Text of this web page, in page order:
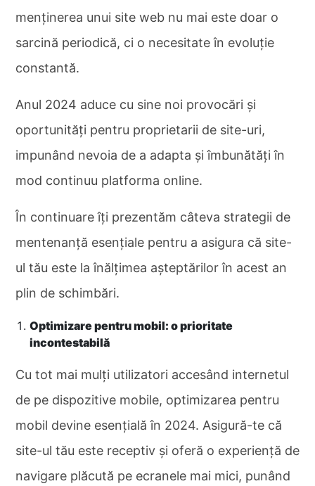
menținerea unui site web nu mai este doar o
sarcină periodică, ci o necesitate în evoluție
constantă.
Anul 2024 aduce cu sine noi provocări și
oportunități pentru proprietarii de site-uri,
impunând nevoia de a adapta și îmbunătăți în
mod continuu platforma online.
În continuare îți prezentăm câteva strategii de
mentenanță esențiale pentru a asigura că site-
ul tău este la înălțimea așteptărilor în acest an
plin de schimbări.
Optimizare pentru mobil: o prioritate
incontestabilă
Cu tot mai mulți utilizatori accesând internetul
de pe dispozitive mobile, optimizarea pentru
mobil devine esențială în 2024. Asigură-te că
site-ul tău este receptiv și oferă o experiență de
navigare plăcută pe ecranele mai mici, punând